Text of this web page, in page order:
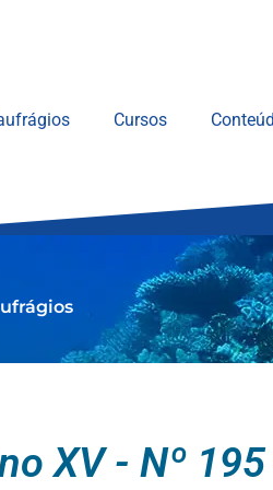
Cursos
XV - Nº